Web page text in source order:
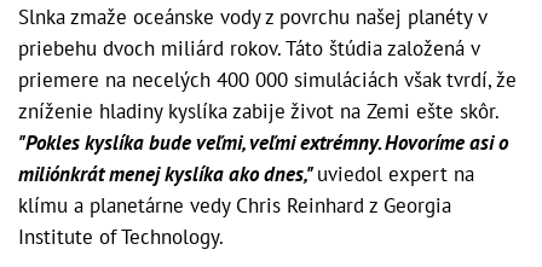
Slnka zmaže oceánske vody z povrchu našej planéty v
priebehu dvoch miliárd rokov. Táto štúdia založená v
priemere na necelých 400 000 simuláciách však tvrdí, že
zníženie hladiny kyslíka zabije život na Zemi ešte skôr.
"Pokles kyslíka bude veľmi, veľmi extrémny.Hovoríme asi o
miliónkrát menej kyslíka ako dnes,"uviedol expert na
klímu a planetárne vedy Chris Reinhard z Georgia
Institute of Technology.